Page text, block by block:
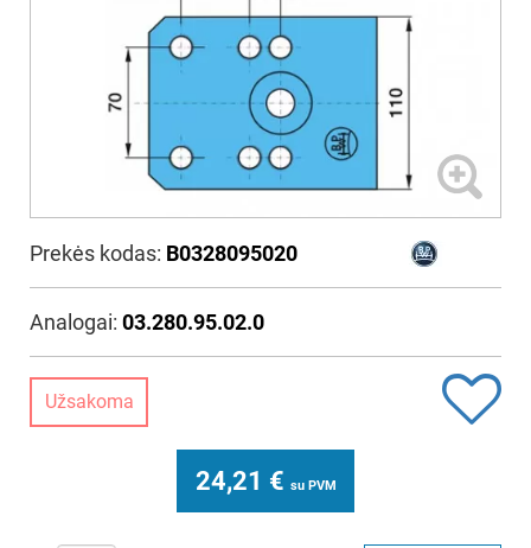
Prekės kodas: B0328095020
Analogai: 03.280.95.02.0
Užsakoma
24,21 € su PVM